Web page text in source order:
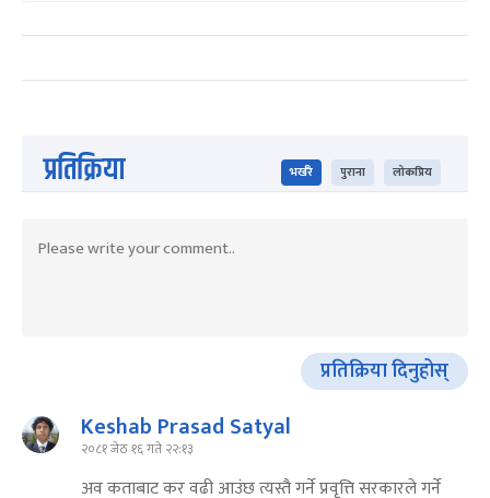
प्रतिक्रिया भर्खरै पुराना लोकप्रिय
प्रतिक्रिया दिनुहोस्
Keshab Prasad Satyal
२०८१ जेठ १६ गते २२:१३
अव कताबाट कर वढी आउंछ त्यस्तै गर्ने प्रवृत्ति सरकारले गर्ने